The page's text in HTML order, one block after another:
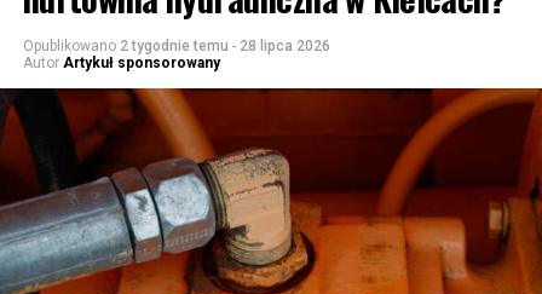
Opublikowano 2 tygodnie temu - 28 lipca 2026
Autor Artykuł sponsorowany